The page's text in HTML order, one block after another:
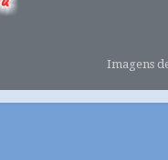
Imagens